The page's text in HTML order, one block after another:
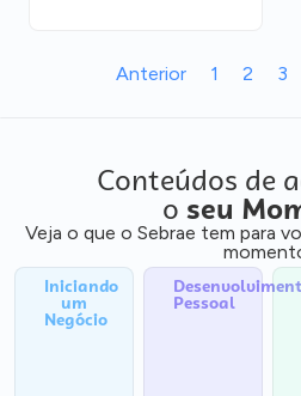
Anterior 1 2 3
Conteúdos de
o seu
Veja o que o Sebrae tem para
Iniciando
um
Negócio
Pessoal